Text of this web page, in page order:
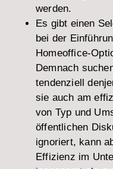
werden.
Es gibt einen
bei der
Homeoffice-
Demnach
tendenziell
sie auch am
von Typ und
öffentlichen
ignoriert, kann
Effizienz im